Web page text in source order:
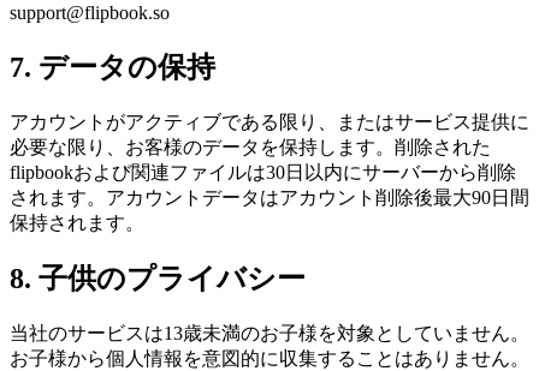
support@flipbook.so
7. データの保持
アカウントがアクティブである限り、またはサービス提供に
必要な限り、お客様のデータを保持します。削除された
flipbookおよび関連ファイルは30日以内にサーバーから削除
されます。アカウントデータはアカウント削除後最大90日間
保持されます。
8. 子供のプライバシー
当社のサービスは13歳未満のお子様を対象としていません。
お子様から個人情報を意図的に収集することはありません。